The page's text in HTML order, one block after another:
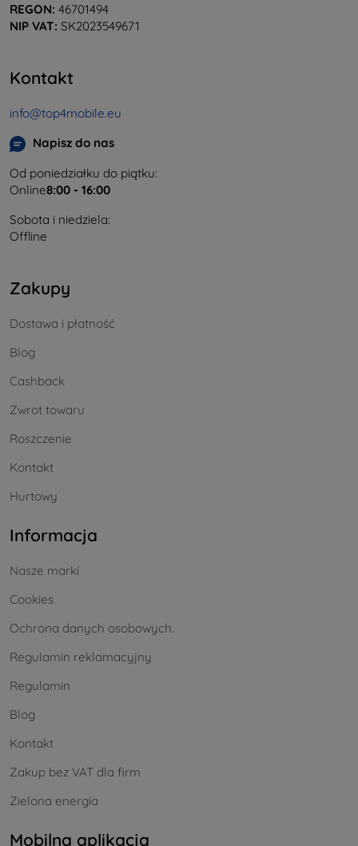
REGON: 46701494
NIP VAT: SK2023549671
Kontakt
info@top4mobile.eu
Napisz do nas
Od poniedziałku do piątku:
Online8:00 - 16:00
Sobota i niedziela:
Offline
Zakupy
Dostawa i płatność
Blog
Cashback
Zwrot towaru
Roszczenie
Kontakt
Hurtowy
Informacja
Nasze marki
Cookies
Ochrona danych osobowych.
Regulamin reklamacyjny
Regulamin
Blog
Kontakt
Zakup bez VAT dla firm
Zielona energia
Mobilna aplikacja